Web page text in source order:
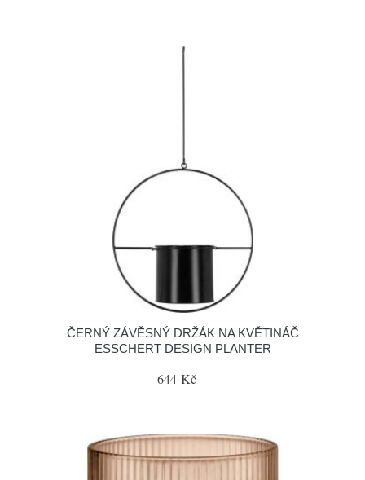
ČERNÝ ZÁVĚSNÝ DRŽÁK NA KVĚTINÁČ
ESSCHERT DESIGN PLANTER
644 Kč